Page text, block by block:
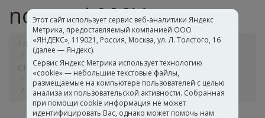
novopol 002V
Главная Каталог
Полимерные дисперсии
Дисперсии для лакокрасочных материалов и
строительных составов
Дисперсии для полиграфии и флексографии
novopol 002V
Этот сайт использует сервис веб-аналитики Яндекс
Метрика, предоставляемый компанией ООО
«ЯНДЕКС», 119021, Россия, Москва, ул. Л. Толстого, 16
(далее — Яндекс).
Сервис Яндекс Метрика использует технологию
«cookie» — небольшие текстовые файлы,
размещаемые на компьютере пользователей с целью
анализа их пользовательской активности. Собранная
при помощи cookie информация не может
идентифицировать Вас, однако может помочь нам